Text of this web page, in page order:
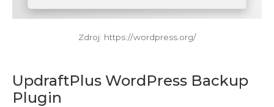
Zdroj: https://wordpress.org/
UpdraftPlus WordPress Backup
Plugin